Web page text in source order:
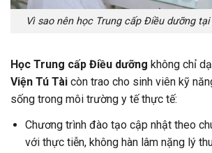
Vì sao nên học Trung cấp Điều dưỡng tại
Học Trung cấp Điều dưỡng không chỉ
Viện Tú Tài còn trao cho sinh viên kỹ
sống trong môi trường y tế thực tế:
Chương trình đào tạo cập nhật theo
với thực tiễn, không hàn lâm nặng lý